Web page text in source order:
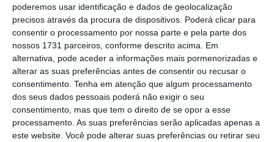
poderemos usar identificação e dados de geolocalização
precisos através da procura de dispositivos. Poderá clicar para
consentir o processamento por nossa parte e pela parte dos
nossos 1731 parceiros, conforme descrito acima. Em
alternativa, pode aceder a informações mais pormenorizadas e
alterar as suas preferências antes de consentir ou recusar o
consentimento. Tenha em atenção que algum processamento
dos seus dados pessoais poderá não exigir o seu
consentimento, mas que tem o direito de se opor a esse
processamento. As suas preferências serão aplicadas apenas a
este website. Você pode alterar suas preferências ou retirar seu
comunicado. O IGCP pôs nos mercados 135.981
milhões de euros em títulos a longo prazo,
até este mês de abril.
Dívida nacional atinge 250 mil
milhões em abril
Dívida (valor em milhares de euros)
252 000